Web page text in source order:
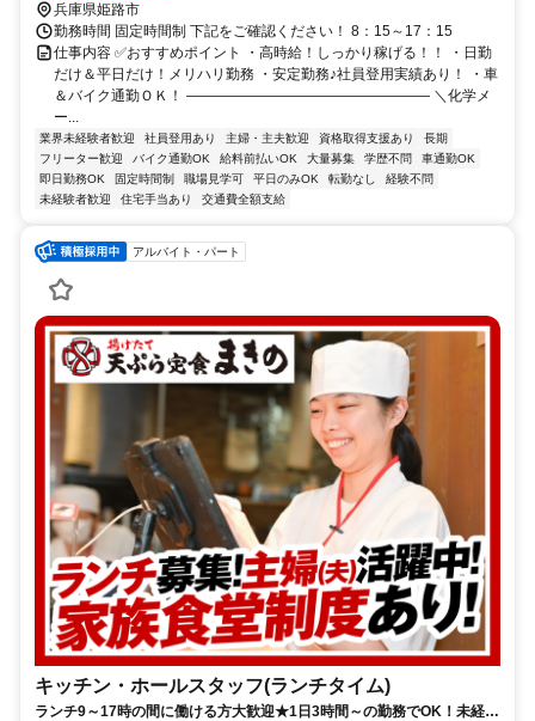
兵庫県姫路市
勤務時間 固定時間制 下記をご確認ください！ 8：15～17：15
仕事内容 ✅おすすめポイント ・高時給！しっかり稼げる！！ ・日勤
だけ＆平日だけ！メリハリ勤務 ・安定勤務♪社員登用実績あり！ ・車
＆バイク通勤ＯＫ！ ――――――――――――――――― ＼化学メ
ー...
業界未経験者歓迎 社員登用あり 主婦・主夫歓迎 資格取得支援あり
長期
フリーター歓迎
バイク通勤OK 給料前払いOK 大量募集 学歴不問
車通勤OK
即日勤務OK
固定時間制 職場見学可 平日のみOK 転勤なし
経験不問
未経験者歓迎
住宅手当あり 交通費全額支給
アルバイト・パート
キッチン・ホールスタッフ(ランチタイム)
ランチ9～17時の間に働ける方大歓迎★1日3時間～の勤務でOK！未経験